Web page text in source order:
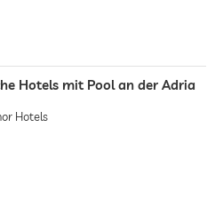
Hotels mit Pool an der Adria
Hotels